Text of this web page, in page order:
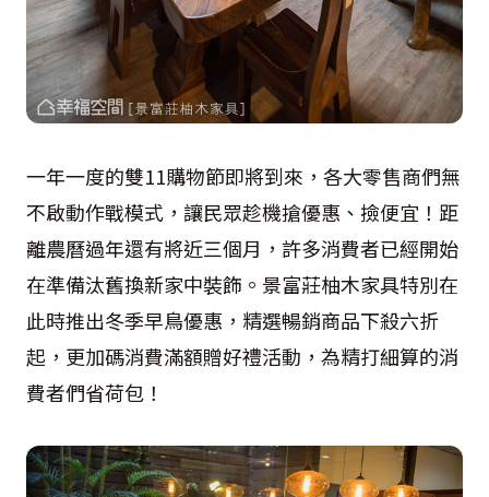
一年一度的雙11購物節即將到來，各大零售商們無
不啟動作戰模式，讓民眾趁機搶優惠、撿便宜！距
離農曆過年還有將近三個月，許多消費者已經開始
在準備汰舊換新家中裝飾。景富莊柚木家具特別在
此時推出冬季早鳥優惠，精選暢銷商品下殺六折
起，更加碼消費滿額贈好禮活動，為精打細算的消
費者們省荷包！